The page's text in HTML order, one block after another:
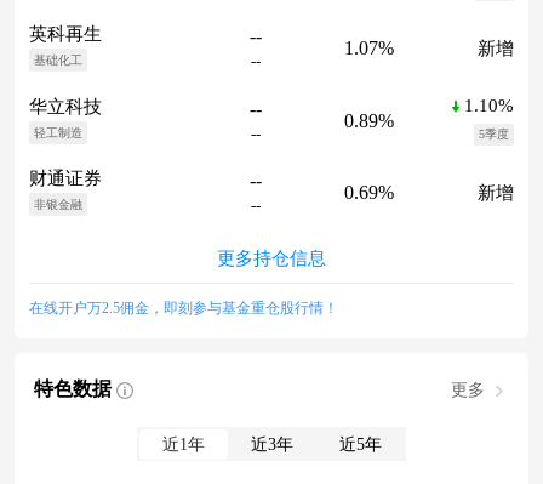
英科再生
基础化工
--
--
1.07% 新增
华立科技
轻工制造
--
--
0.89%
1.10%
5季度
财通证券
非银金融
--
--
0.69% 新增
更多持仓信息
在线开户万2.5佣金，即刻参与基金重仓股行情！
特色数据 更多
近1年 近3年 近5年